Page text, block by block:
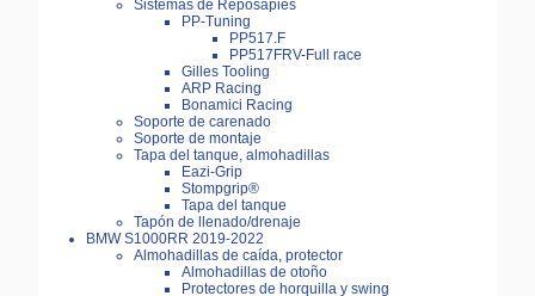
Sistemas de Reposapies
PP-Tuning
PP517.F
PP517FRV-Full race
Gilles Tooling
ARP Racing
Bonamici Racing
Soporte de carenado
Soporte de montaje
Tapa del tanque, almohadillas
Eazi-Grip
Stompgrip®
Tapa del tanque
Tapón de llenado/drenaje
BMW S1000RR 2019-2022
Almohadillas de caída, protector
Almohadillas de otoño
Protectores de horquilla y swing